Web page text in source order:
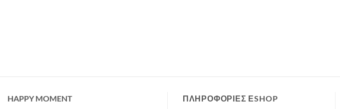
HAPPY MOMENT
ΠΛΗΡΟΦΟΡΙΕΣ ΕSHOP